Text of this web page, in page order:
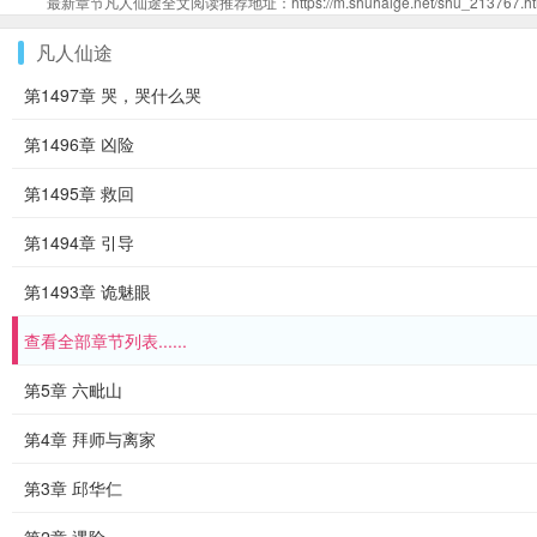
凡人仙途
第1497章 哭，哭什么哭
第1496章 凶险
第1495章 救回
第1494章 引导
第1493章 诡魅眼
查看全部章节列表......
第5章 六毗山
第4章 拜师与离家
第3章 邱华仁